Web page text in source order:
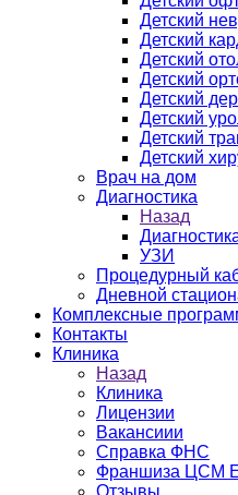
Детский
Детский
Детский
Детский
Детский
Детский
Детский
Детский
Врач на дом
Диагностика
Назад
УЗИ
Процедурный
Дневной
Комплексные
Контакты
Клиника
Назад
Клиника
Лицензии
Вакансиии
Справка ФНС
Франшиза ЦСМ
Отзывы